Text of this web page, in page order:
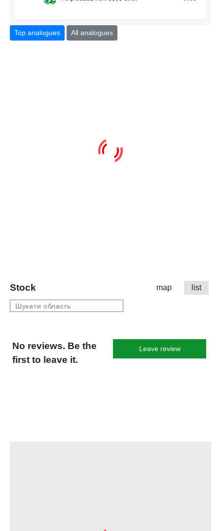
Top analogues All analogues
Stock map list
No reviews. Be the
first to leave it.
Leave review